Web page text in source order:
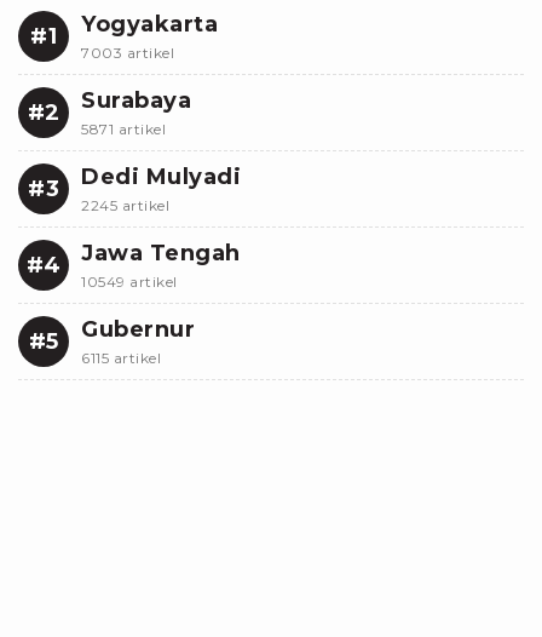
#1 Yogyakarta
7003 artikel
#2 Surabaya
5871 artikel
#3 Dedi Mulyadi
2245 artikel
#4 Jawa Tengah
10549 artikel
#5 Gubernur
6115 artikel